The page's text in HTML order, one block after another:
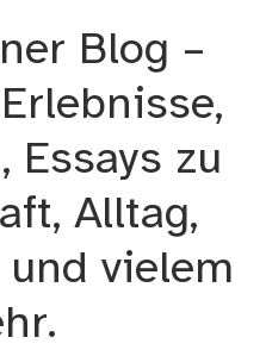
Blog –
Essays zu
Alltag,
vielem